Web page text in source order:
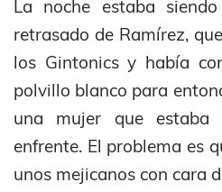
La noche estaba
retrasado de Ramírez,
los Gintonics y había
polvillo blanco para
una mujer que estaba
enfrente. El problema es
unos mejicanos con cara